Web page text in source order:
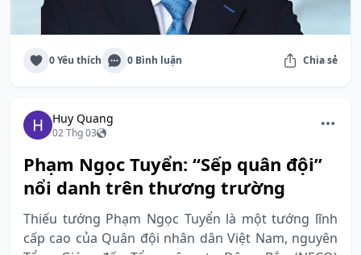
0 Yêu thích 0 Bình luận Chia sẻ
Huy Quang
02 Thg 03
Phạm Ngọc Tuyển: “Sếp quân đội”
nổi danh trên thương trường
Thiếu tướng Phạm Ngọc Tuyển là một tướng lĩnh
cấp cao của Quân đội nhân dân Việt Nam, nguyên